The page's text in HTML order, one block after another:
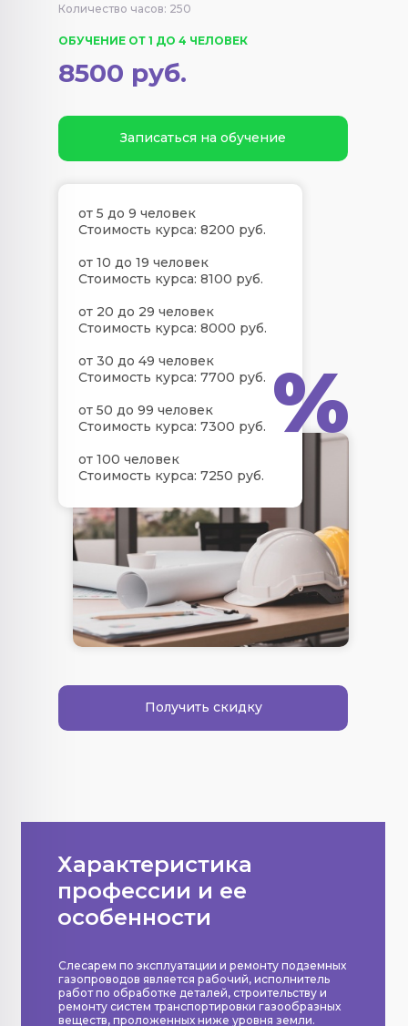
Количество часов: 250
Записаться на обучение
ОБУЧЕНИЕ ОТ 1 ДО 4 ЧЕЛОВЕК
8500 руб.
от 5 до 9 человек
Стоимость курса: 8200 руб.
от 10 до 19 человек
Стоимость курса: 8100 руб.
от 20 до 29 человек
Стоимость курса: 8000 руб.
от 30 до 49 человек
Стоимость курса: 7700 руб.
от 50 до 99 человек
Стоимость курса: 7300 руб.
от 100 человек
Стоимость курса: 7250 руб.
Получить скидку
%
Характеристика
профессии и ее
особенности
Слесарем по эксплуатации и ремонту подземных
газопроводов является рабочий, исполнитель
работ по обработке деталей, строительству и
ремонту систем транспортировки газообразных
веществ, проложенных ниже уровня земли.